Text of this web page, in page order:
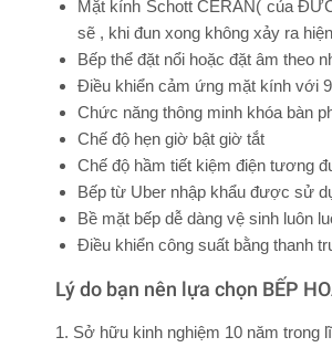
Mặt kính Schott CERAN( của
sẽ , khi đun xong không xảy ra
Bếp thể đặt nổi hoặc đặt âm theo
Điều khiển cảm ứng mặt kính với
Chức năng thông minh khóa bàn
Chế độ hẹn giờ bật giờ tắt
Chế độ hầm tiết kiệm điện tương
Bếp từ Uber nhập khẩu được sử
Bề mặt bếp dễ dàng vệ sinh luôn
Điều khiển công suất bằng thanh
Lý do bạn nên lựa chọn BẾP
1. Sở hữu kinh nghiệm 10 năm trong